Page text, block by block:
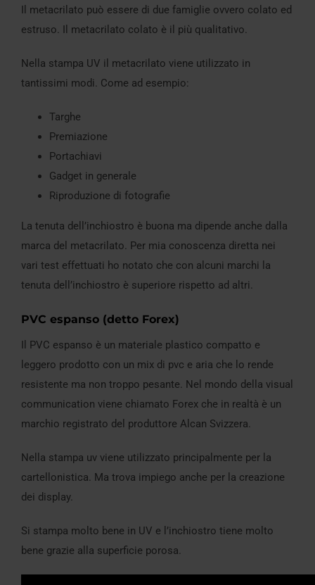
Il metacrilato può essere di due famiglie ovvero colato ed
estruso. Il metacrilato colato è il più qualitativo.
Nella stampa UV il metacrilato viene utilizzato in
tantissimi modi. Come ad esempio:
Targhe
Premiazione
Portachiavi
Gadget in generale
Riproduzione di fotografie
La tenuta dell’inchiostro è buona ma dipende anche dalla
marca del metacrilato. Per mia conoscenza diretta nei
vari test effettuati ho notato che con alcuni marchi la
tenuta dell’inchiostro è superiore rispetto ad altri.
PVC espanso (detto Forex)
Il PVC espanso è un materiale plastico compatto e
leggero prodotto con un mix di pvc e aria che lo rende
resistente ma non troppo pesante. Nel mondo della visual
communication viene chiamato Forex che in realtà è un
marchio registrato del produttore Alcan Svizzera.
Nella stampa uv viene utilizzato principalmente per la
cartellonistica. Ma trova impiego anche per la creazione
dei display.
Si stampa molto bene in UV e l’inchiostro tiene molto
bene grazie alla superficie porosa.